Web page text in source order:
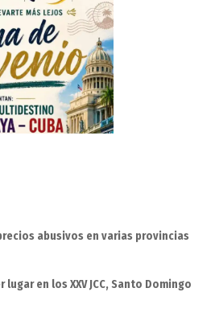
abusivos en varias provincias
en los XXV JCC, Santo Domingo